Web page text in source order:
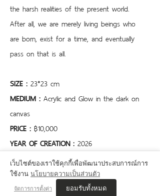
the harsh realities of the present world.
After all, we are merely living beings who
are born, exist for a time, and eventually
pass on that is all.
SIZE : 23*23 cm
MEDIUM : Acrylic and Glow in the dark on
canvas
PRICE : ฿10,000
YEAR OF CREATION : 2026
-------------------------
สนใจงานศิลปะ / สอบถามเพิ่มเติม ได้ที่
For more information about our artworks,
เว็บไซต์ของเราใช้คุกกี้เพื่อพัฒนาประสบการณ์การ
ใช้งาน นโยบายความเป็นส่วนตัว
จัดการการตั้งค่า ยอมรับทั้งหมด